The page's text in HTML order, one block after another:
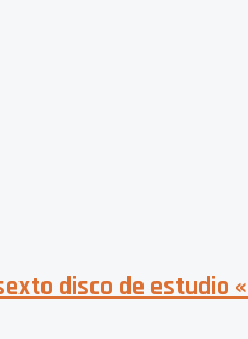
disco de estudio